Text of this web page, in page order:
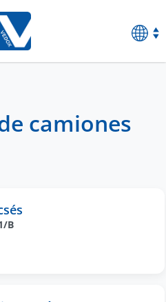
camiones
B